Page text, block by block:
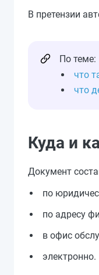
В претензии
По теме:
что
что
Куда и
Документ
по
по адресу
в офис
электронно.